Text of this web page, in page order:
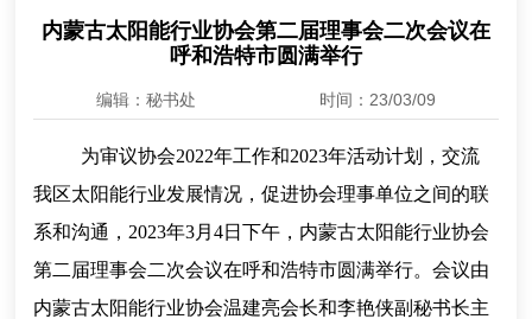
内蒙古太阳能行业协会第二届理事会二次会议在
呼和浩特市圆满举行
编辑：秘书处 时间：23/03/09
为审议协会2022年工作和2023年活动计划，交流
我区太阳能行业发展情况，促进协会理事单位之间的联
系和沟通，2023年3月4日下午，内蒙古太阳能行业协会
第二届理事会二次会议在呼和浩特市圆满举行。会议由
内蒙古太阳能行业协会温建亮会长和李艳侠副秘书长主